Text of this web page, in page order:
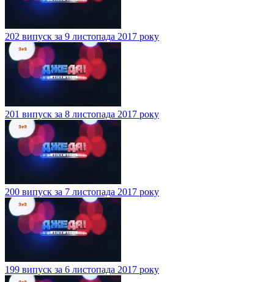
202 випуск за 9 листопада 2017 року
201 випуск за 8 листопада 2017 року
200 випуск за 7 листопада 2017 року
199 випуск за 6 листопада 2017 року